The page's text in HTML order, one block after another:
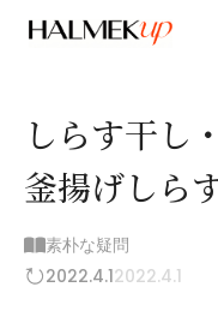
しらす干し
釜揚げしら
素朴な疑問
2022.4.12022.4.1